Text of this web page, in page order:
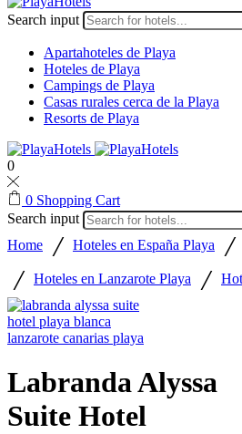
Search input
Apartahoteles de Playa
Hoteles de Playa
Campings de Playa
Casas rurales cerca de la Playa
Resorts de Playa
0
0 Shopping Cart
Search input
Home / Hoteles en España Playa /
/ Hoteles en Lanzarote Playa /
Labranda Alyssa
Suite Hotel